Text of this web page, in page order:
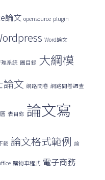
論文 opensource plugin
Word論文
系統 圖目錄 大綱模
論文 網路問卷 網路問卷調查
表目錄 論文寫
載 論文格式範例 論
購物車程式 電子商務